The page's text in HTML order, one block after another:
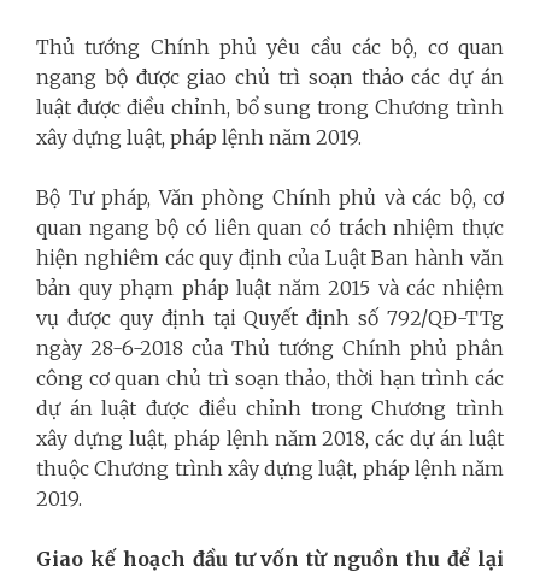
Thủ tướng Chính phủ yêu cầu các bộ, cơ quan
ngang bộ được giao chủ trì soạn thảo các dự án
luật được điều chỉnh, bổ sung trong Chương trình
xây dựng luật, pháp lệnh năm 2019.
Bộ Tư pháp, Văn phòng Chính phủ và các bộ, cơ
quan ngang bộ có liên quan có trách nhiệm thực
hiện nghiêm các quy định của Luật Ban hành văn
bản quy phạm pháp luật năm 2015 và các nhiệm
vụ được quy định tại Quyết định số 792/QĐ-TTg
ngày 28-6-2018 của Thủ tướng Chính phủ phân
công cơ quan chủ trì soạn thảo, thời hạn trình các
dự án luật được điều chỉnh trong Chương trình
xây dựng luật, pháp lệnh năm 2018, các dự án luật
thuộc Chương trình xây dựng luật, pháp lệnh năm
2019.
Giao kế hoạch đầu tư vốn từ nguồn thu để lại